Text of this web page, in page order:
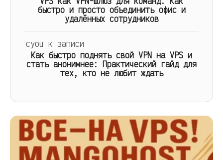
быстро и просто объединить офис и
удалённых сотрудников
cyou к записи
Как быстро поднять свой VPN на VPS и
стать анонимнее: Практический гайд для
тех, кто не любит ждать